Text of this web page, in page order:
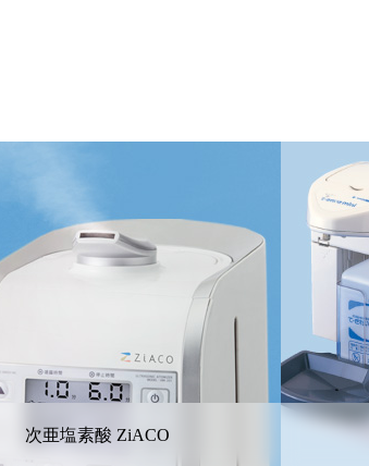
次亜塩素酸 ZiACO